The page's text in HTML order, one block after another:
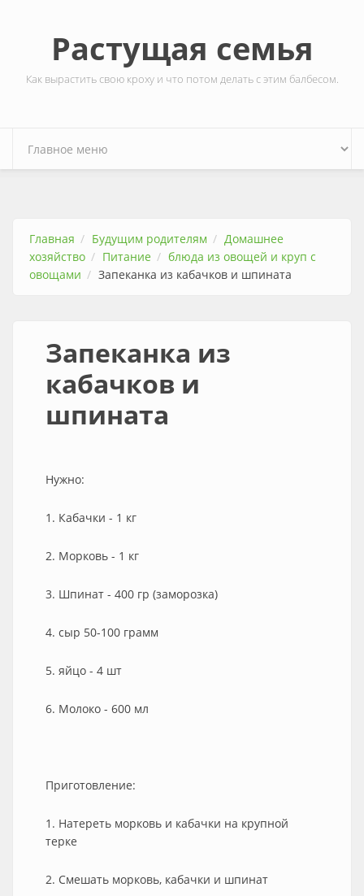
Растущая семья
Как вырастить свою кроху и что потом делать с этим балбесом.
Главная Будущим родителям
Домашнее
хозяйство
Питание
блюда из овощей и круп с
овощами
Запеканка из кабачков и шпината
Запеканка из
кабачков и
шпината
Нужно:
1. Кабачки - 1 кг
2. Морковь - 1 кг
3. Шпинат - 400 гр (заморозка)
4. сыр 50-100 грамм
5. яйцо - 4 шт
6. Молоко - 600 мл
Приготовление:
1. Натереть морковь и кабачки на крупной
терке
2. Смешать морковь, кабачки и шпинат